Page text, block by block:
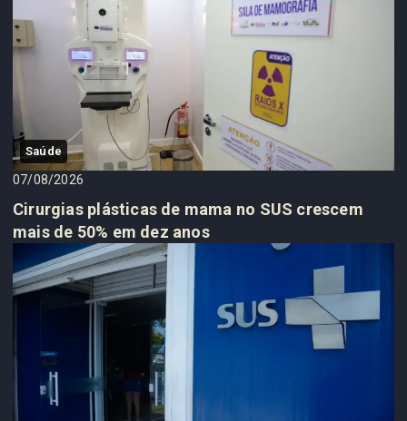
Saúde
07/08/2026
Cirurgias plásticas de mama no SUS crescem
mais de 50% em dez anos